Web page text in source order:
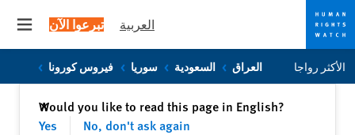
Skip
to
Skip
to
العربية تبرعوا الآن
الأكثر رواجا العراق السعودية سوريا فيروس كورونا
Would you like to read this page in English?
Yes
No, don't ask again
✕إغلاق